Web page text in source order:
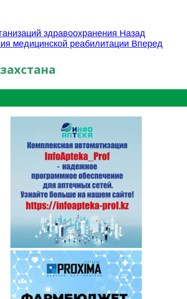
здравоохранения Назад
медицинской реабилитации Вперед